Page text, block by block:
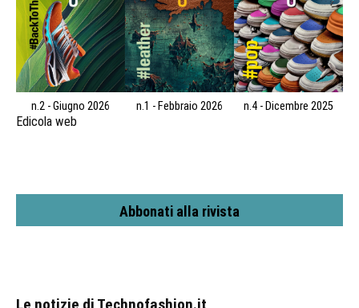
n.2 - Giugno 2026 n.1 - Febbraio 2026 n.4 - Dicembre 2025
Edicola web
Abbonati alla rivista